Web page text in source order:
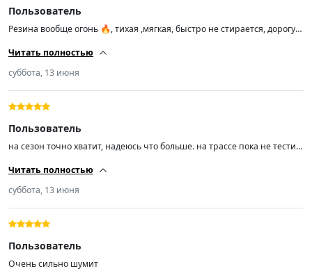
Пользователь
Резина вообще огонь 🔥, тихая ,мягкая, быстро не стирается, дорогу
пять. 👌 однозначно рекомендую продавца и продукцию, цена
отличная берите не пожалеете 👍
Читать полностью
суббота, 13 июня
Пользователь
на сезон точно хватит, надеюсь что больше. на трассе пока не тестил,
отбаллансировалась на раз. доставка раньше времени, гораздо
раньше. вообщем я доволен, всем большое спасибо.
Читать полностью
суббота, 13 июня
Пользователь
Очень сильно шумит